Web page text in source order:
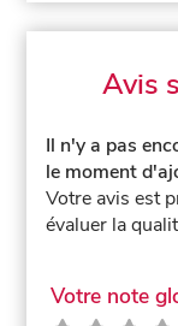
Avis
Il n'y a pas
le moment
Votre avis est
évaluer la
Votre note